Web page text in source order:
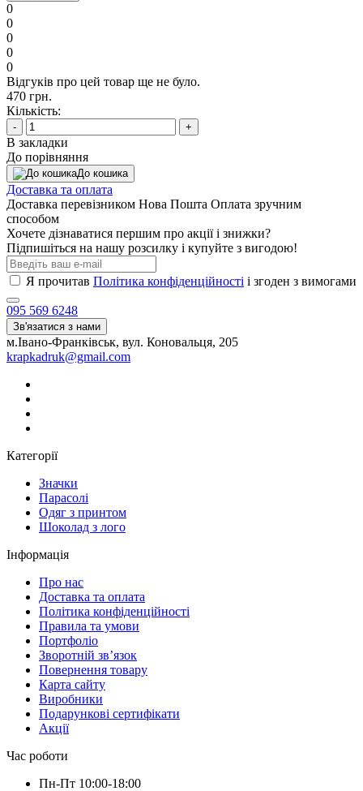
0
0
0
0
0
Відгуків про цей товар ще не було.
470 грн.
Кількість:
- +
В закладки
До порівняння
До кошика
Доставка та оплата
Доставка перевізником Нова Пошта Оплата зручним
способом
Хочете дізнаватися першим про акції і знижки?
Підпишіться на нашу розсилку і купуйте з вигодою!
Я прочитав Політика конфіденційності і згоден з вимогами
095 569 6248
Зв'язатися з нами
м.Івано-Франківськ, вул. Коновальця, 205
krapkadruk@gmail.com
Категорії
Значки
Парасолі
Одяг з принтом
Шоколад з лого
Інформація
Про нас
Доставка та оплата
Політика конфіденційності
Правила та умови
Портфоліо
Зворотній зв’язок
Повернення товару
Карта сайту
Виробники
Подарункові сертифікати
Акції
Час роботи
Пн-Пт 10:00-18:00